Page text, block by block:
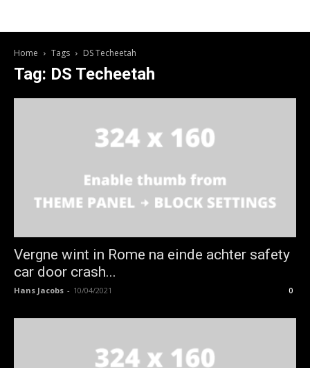
Home Tags DS Techeetah
Tag: DS Techeetah
Vergne wint in Rome na einde achter safety
car door crash...
Hans Jacobs - 10/04/2021 0